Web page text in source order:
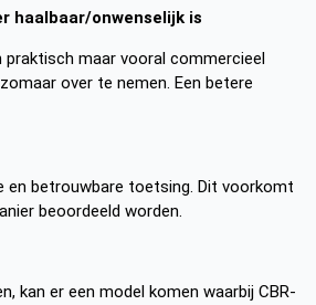
haalbaar/onwenselijk is
praktisch maar vooral commercieel
over te nemen. Een betere
en betrouwbare toetsing. Dit voorkomt
beoordeeld worden.
kan er een model komen waarbij CBR-